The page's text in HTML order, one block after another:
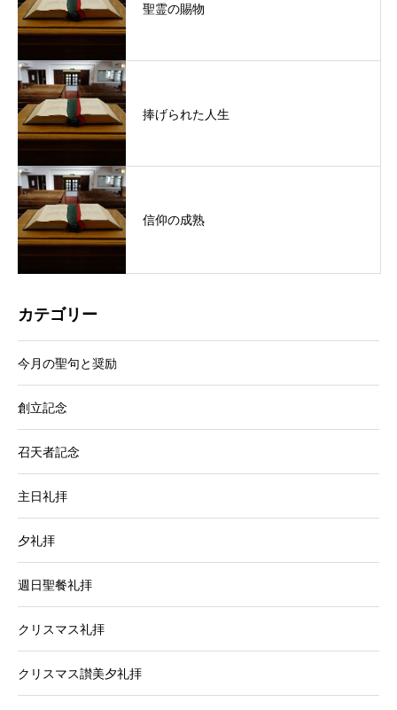
聖霊の賜物
捧げられた人生
信仰の成熟
カテゴリー
今月の聖句と奨励
創立記念
召天者記念
主日礼拝
夕礼拝
週日聖餐礼拝
クリスマス礼拝
クリスマス讃美夕礼拝